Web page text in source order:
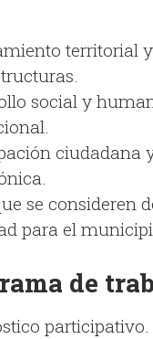
territorial
social y
ciudadana
se consideren
para el
de
participativo.